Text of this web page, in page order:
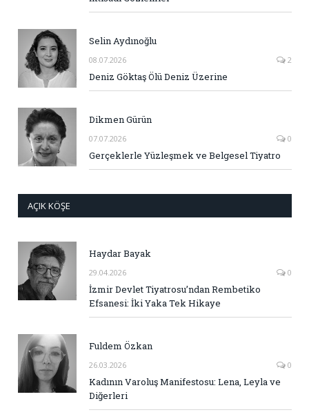
Selin Aydınoğlu
08.07.2026 2
Deniz Göktaş Ölü Deniz Üzerine
Dikmen Gürün
07.07.2026 0
Gerçeklerle Yüzleşmek ve Belgesel Tiyatro
AÇIK KÖŞE
Haydar Bayak
29.04.2026 0
İzmir Devlet Tiyatrosu’ndan Rembetiko
Efsanesi: İki Yaka Tek Hikaye
Fuldem Özkan
26.03.2026 0
Kadının Varoluş Manifestosu: Lena, Leyla ve
Diğerleri